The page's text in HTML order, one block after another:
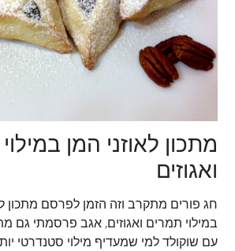
מתכון לאוזני המן
ואגוזים
חג פורים מתקרב וזה הזמן לפרסם מתכון
במילוי תמרים ואגוזים, אגב פרסמתי גם
עם שוקולד למי שמעדיף מילוי סטנדרטי